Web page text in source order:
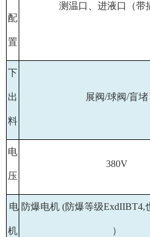
配
置
测温口、进液口（带
下
出
料
展阀/球阀/盲堵
电
压
380V
电
机
防爆电机 (防爆等级ExdIIBT4,
）